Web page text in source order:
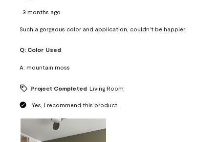
3 months ago
Such a gorgeous color and application, couldn’t be happier
Q: Color Used
A: mountain moss
Project Completed Living Room
Yes, I recommend this product.